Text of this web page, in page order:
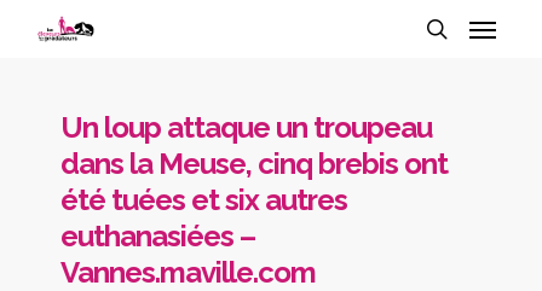
Un loup attaque un troupeau
dans la Meuse, cinq brebis ont
été tuées et six autres
euthanasiées –
Vannes.maville.com